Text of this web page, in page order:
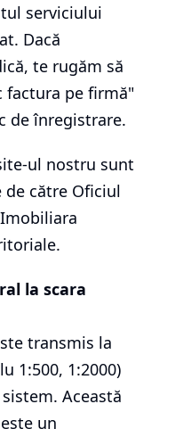
serviciului
Dacă
te rugăm să
factura pe firmă"
de înregistrare.
ul nostru sunt
către Oficiul
la scara
transmis la
1:500, 1:2000)
Această
un